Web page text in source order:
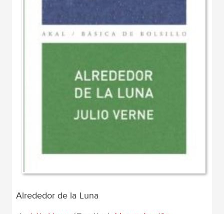
Alrededor de la Luna